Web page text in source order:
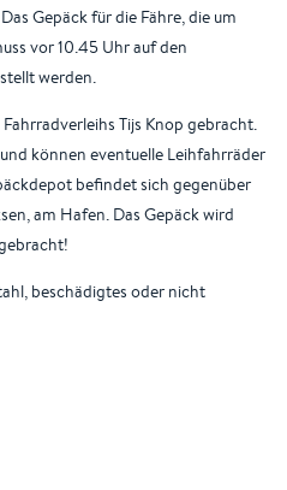
Gepäck für die Fähre, die um
vor 10.45 Uhr auf den
werden.
Tijs Knop gebracht.
können eventuelle Leihfahrräder
befindet sich gegenüber
am Hafen. Das Gepäck wird
beschädigtes oder nicht